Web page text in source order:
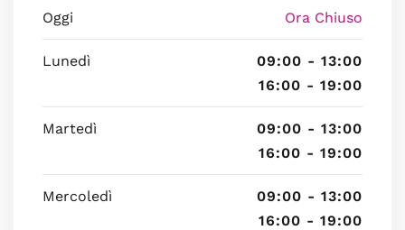
Oggi Ora Chiuso
Lunedì
09:00 - 13:00
16:00 - 19:00
Martedì
09:00 - 13:00
16:00 - 19:00
Mercoledì
09:00 - 13:00
16:00 - 19:00